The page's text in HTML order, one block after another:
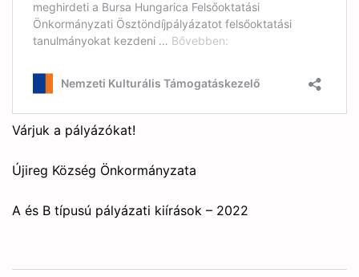
Várjuk a pályázókat!
Újireg Község Önkormányzata
A és B típusú pályázati kiírások – 2022